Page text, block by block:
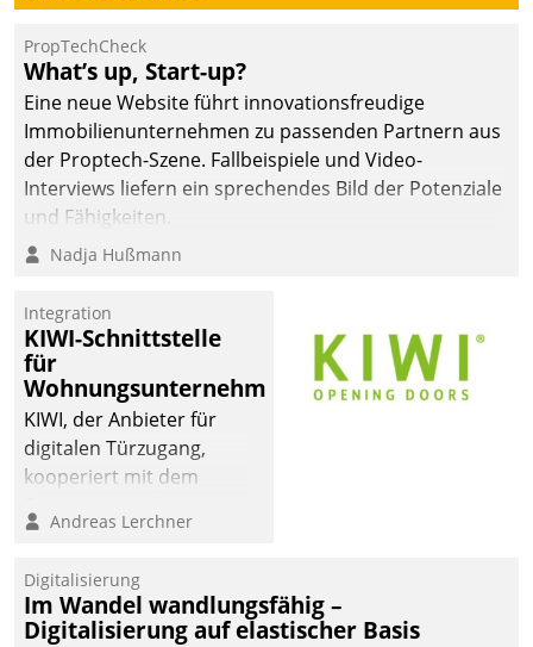
PropTechCheck
What’s up, Start-up?
Eine neue Website führt innovationsfreudige
Immobilienunternehmen zu passenden Partnern aus
der Proptech-Szene. Fallbeispiele und Video-
Interviews liefern ein sprechendes Bild der Potenziale
und Fähigkeiten.
Nadja Hußmann
Integration
KIWI-Schnittstelle
für
Wohnungsunternehmen
KIWI, der Anbieter für
digitalen Türzugang,
kooperiert mit dem
Softwareentwicklungshaus
Andreas Lerchner
Digitalisierung
Im Wandel wandlungsfähig –
Digitalisierung auf elastischer Basis